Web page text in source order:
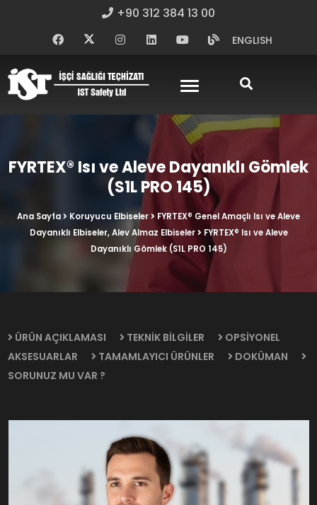
+90 312 384 13 00
ENGLISH
FYRTEX® Isı ve Aleve Dayanıklı Gömlek
(S1L PRO 145)
Ana Sayfa Koruyucu Elbiseler
FYRTEX® Genel Amaçlı Isı ve Aleve
Dayanıklı Elbiseler, Alev Almaz Elbiseler
FYRTEX® Isı ve Aleve
Dayanıklı Gömlek (S1L PRO 145)
ÜRÜN AÇIKLAMASI TEKNİK BİLGİLER
OPSİYONEL
AKSESUARLAR
TAMAMLAYICI ÜRÜNLER
DOKÜMAN
SORUNUZ MU VAR ?